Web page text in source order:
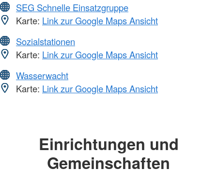
SEG Schnelle Einsatzgruppe
Karte: Link zur Google Maps Ansicht
Sozialstationen
Karte: Link zur Google Maps Ansicht
Wasserwacht
Karte: Link zur Google Maps Ansicht
Einrichtungen und
Gemeinschaften